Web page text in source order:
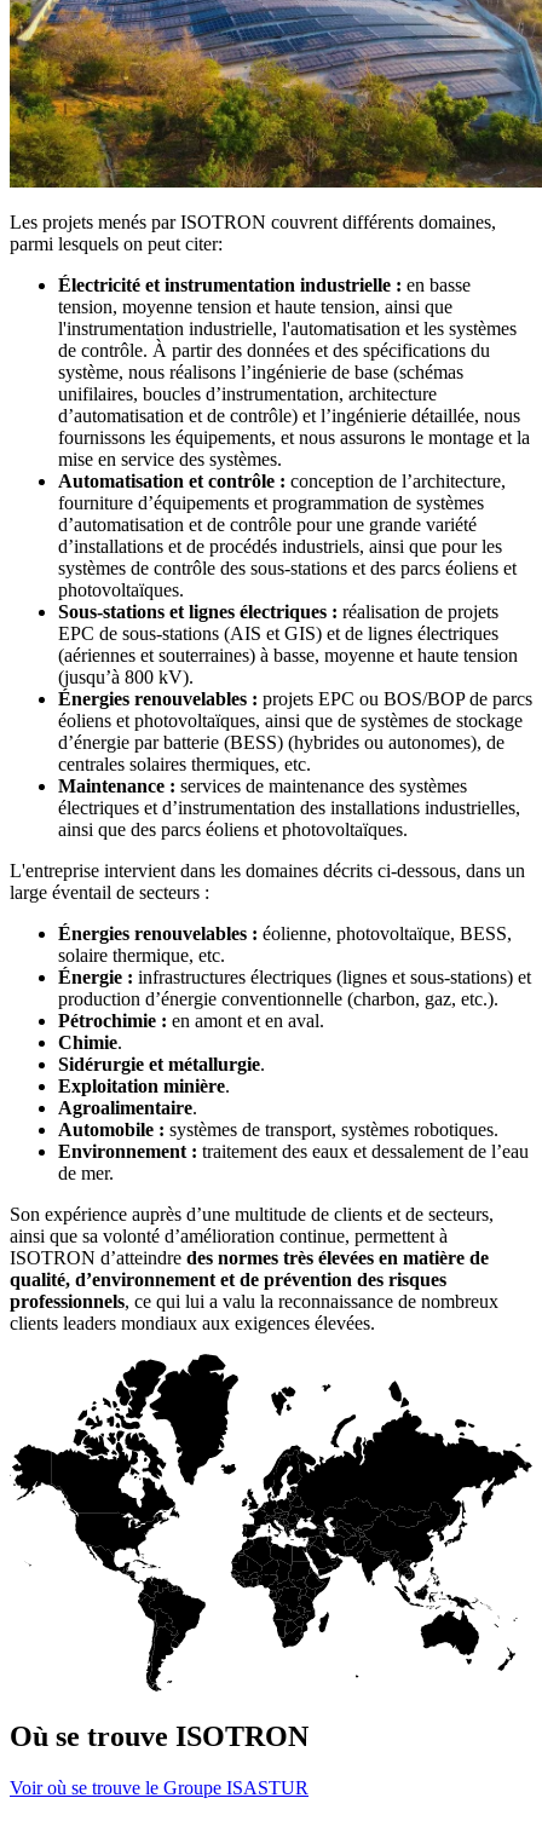
Les projets menés par ISOTRON couvrent différents domaines,
parmi lesquels on peut citer:
Électricité et instrumentation industrielle : en basse
tension, moyenne tension et haute tension, ainsi que
l'instrumentation industrielle, l'automatisation et les systèmes
de contrôle. À partir des données et des spécifications du
système, nous réalisons l’ingénierie de base (schémas
unifilaires, boucles d’instrumentation, architecture
d’automatisation et de contrôle) et l’ingénierie détaillée, nous
fournissons les équipements, et nous assurons le montage et la
mise en service des systèmes.
Automatisation et contrôle : conception de l’architecture,
fourniture d’équipements et programmation de systèmes
d’automatisation et de contrôle pour une grande variété
d’installations et de procédés industriels, ainsi que pour les
systèmes de contrôle des sous-stations et des parcs éoliens et
photovoltaïques.
Sous-stations et lignes électriques : réalisation de projets
EPC de sous-stations (AIS et GIS) et de lignes électriques
(aériennes et souterraines) à basse, moyenne et haute tension
(jusqu’à 800 kV).
Énergies renouvelables : projets EPC ou BOS/BOP de parcs
éoliens et photovoltaïques, ainsi que de systèmes de stockage
d’énergie par batterie (BESS) (hybrides ou autonomes), de
centrales solaires thermiques, etc.
Maintenance : services de maintenance des systèmes
électriques et d’instrumentation des installations industrielles,
ainsi que des parcs éoliens et photovoltaïques.
L'entreprise intervient dans les domaines décrits ci-dessous, dans un
large éventail de secteurs :
Énergies renouvelables : éolienne, photovoltaïque, BESS,
solaire thermique, etc.
Énergie : infrastructures électriques (lignes et sous-stations) et
production d’énergie conventionnelle (charbon, gaz, etc.).
Pétrochimie : en amont et en aval.
Chimie.
Sidérurgie et métallurgie.
Exploitation minière.
Agroalimentaire.
Automobile : systèmes de transport, systèmes robotiques.
Environnement : traitement des eaux et dessalement de l’eau
de mer.
Son expérience auprès d’une multitude de clients et de secteurs,
ainsi que sa volonté d’amélioration continue, permettent à
ISOTRON d’atteindre des normes très élevées en matière de
qualité, d’environnement et de prévention des risques
professionnels, ce qui lui a valu la reconnaissance de nombreux
clients leaders mondiaux aux exigences élevées.
Où se trouve ISOTRON
Voir où se trouve le Groupe ISASTUR